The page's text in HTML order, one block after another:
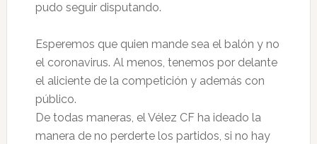
pudo seguir disputando.
Esperemos que quien mande sea el balón y no
el coronavirus. Al menos, tenemos por delante
el aliciente de la competición y además con
público.
De todas maneras, el Vélez CF ha ideado la
manera de no perderte los partidos, si no hay